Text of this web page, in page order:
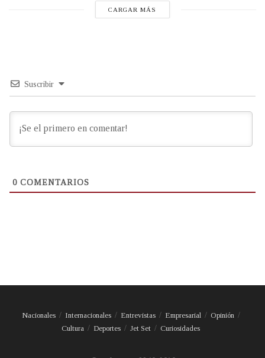
CARGAR MÁS
Suscribir
0 COMENTARIOS
Nacionales Internacionales Entrevistas Empresarial
Opinión
Cultura
Deportes Jet Set Curiosidades